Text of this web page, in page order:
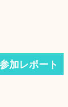
加レポート